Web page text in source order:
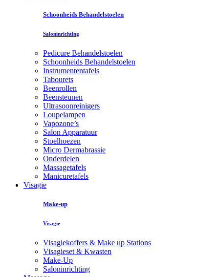
Schoonheids Behandelstoelen
Saloninrichting
Pedicure Behandelstoelen
Schoonheids Behandelstoelen
Instrumententafels
Tabourets
Beenrollen
Beensteunen
Ultrasoonreinigers
Loupelampen
Vapozone’s
Salon Apparatuur
Stoelhoezen
Micro Dermabrassie
Onderdelen
Massagetafels
Manicuretafels
Visagie
Make-up
Visagie
Visagiekoffers & Make up Stations
Visagieset & Kwasten
Make-Up
Saloninrichting